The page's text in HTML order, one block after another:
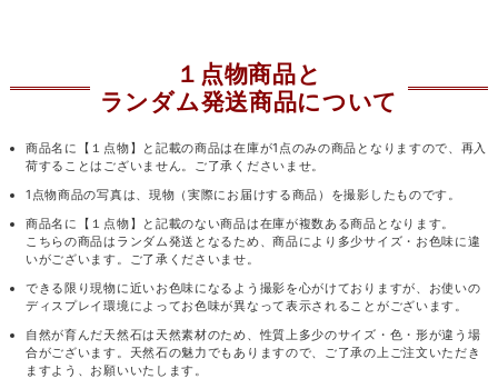
１点物商品と
ランダム発送商品について
商品名に【１点物】と記載の商品は在庫が1点のみの商品となりますので、再入
荷することはございません。ご了承くださいませ。
1点物商品の写真は、現物（実際にお届けする商品）を撮影したものです。
商品名に【１点物】と記載のない商品は在庫が複数ある商品となります。
こちらの商品はランダム発送となるため、商品により多少サイズ・お色味に違
いがございます。ご了承くださいませ。
できる限り現物に近いお色味になるよう撮影を心がけておりますが、お使いの
ディスプレイ環境によってお色味が異なって表示されることがございます。
自然が育んだ天然石は天然素材のため、性質上多少のサイズ・色・形が違う場
合がございます。天然石の魅力でもありますので、ご了承の上ご注文いただき
ますよう、お願いいたします。